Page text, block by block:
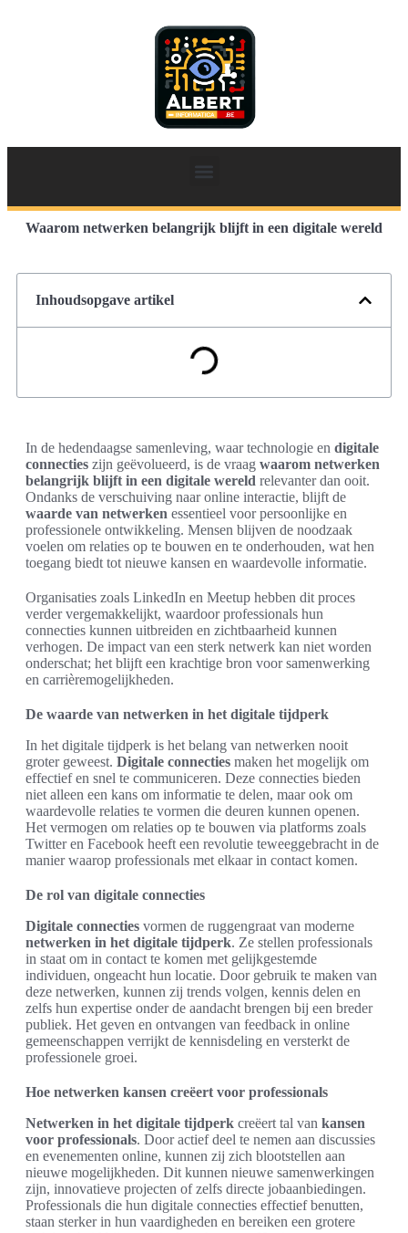
Waarom netwerken belangrijk blijft in een digitale wereld
Inhoudsopgave artikel
In de hedendaagse samenleving, waar technologie en digitale
connecties zijn geëvolueerd, is de vraag waarom netwerken
belangrijk blijft in een digitale wereld relevanter dan ooit.
Ondanks de verschuiving naar online interactie, blijft de
waarde van netwerken essentieel voor persoonlijke en
professionele ontwikkeling. Mensen blijven de noodzaak
voelen om relaties op te bouwen en te onderhouden, wat hen
toegang biedt tot nieuwe kansen en waardevolle informatie.
Organisaties zoals LinkedIn en Meetup hebben dit proces
verder vergemakkelijkt, waardoor professionals hun
connecties kunnen uitbreiden en zichtbaarheid kunnen
verhogen. De impact van een sterk netwerk kan niet worden
onderschat; het blijft een krachtige bron voor samenwerking
en carrièremogelijkheden.
De waarde van netwerken in het digitale tijdperk
In het digitale tijdperk is het belang van netwerken nooit
groter geweest. Digitale connecties maken het mogelijk om
effectief en snel te communiceren. Deze connecties bieden
niet alleen een kans om informatie te delen, maar ook om
waardevolle relaties te vormen die deuren kunnen openen.
Het vermogen om relaties op te bouwen via platforms zoals
Twitter en Facebook heeft een revolutie teweeggebracht in de
manier waarop professionals met elkaar in contact komen.
De rol van digitale connecties
Digitale connecties vormen de ruggengraat van moderne
netwerken in het digitale tijdperk. Ze stellen professionals
in staat om in contact te komen met gelijkgestemde
individuen, ongeacht hun locatie. Door gebruik te maken van
deze netwerken, kunnen zij trends volgen, kennis delen en
zelfs hun expertise onder de aandacht brengen bij een breder
publiek. Het geven en ontvangen van feedback in online
gemeenschappen verrijkt de kennisdeling en versterkt de
professionele groei.
Hoe netwerken kansen creëert voor professionals
Netwerken in het digitale tijdperk creëert tal van kansen
voor professionals. Door actief deel te nemen aan discussies
en evenementen online, kunnen zij zich blootstellen aan
nieuwe mogelijkheden. Dit kunnen nieuwe samenwerkingen
zijn, innovatieve projecten of zelfs directe jobaanbiedingen.
Professionals die hun digitale connecties effectief benutten,
staan sterker in hun vaardigheden en bereiken een grotere